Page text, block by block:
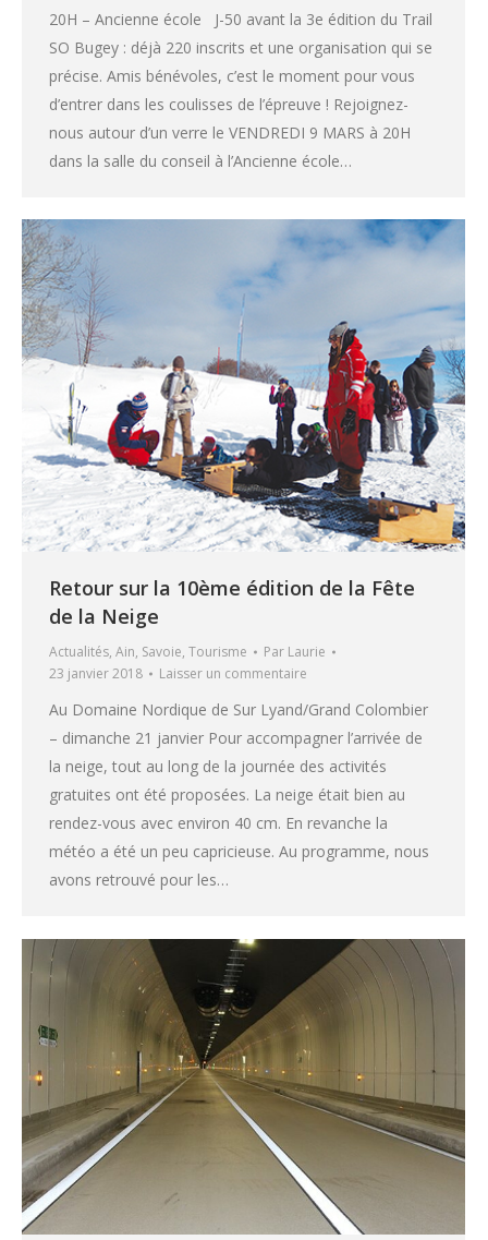
20H – Ancienne école J-50 avant la 3e édition du Trail
SO Bugey : déjà 220 inscrits et une organisation qui se
précise. Amis bénévoles, c’est le moment pour vous
d’entrer dans les coulisses de l’épreuve ! Rejoignez-
nous autour d’un verre le VENDREDI 9 MARS à 20H
dans la salle du conseil à l’Ancienne école…
Retour sur la 10ème édition de la Fête
de la Neige
Actualités, Ain, Savoie, Tourisme Par Laurie
23 janvier 2018
Laisser un commentaire
Au Domaine Nordique de Sur Lyand/Grand Colombier
– dimanche 21 janvier Pour accompagner l’arrivée de
la neige, tout au long de la journée des activités
gratuites ont été proposées. La neige était bien au
rendez-vous avec environ 40 cm. En revanche la
météo a été un peu capricieuse. Au programme, nous
avons retrouvé pour les…